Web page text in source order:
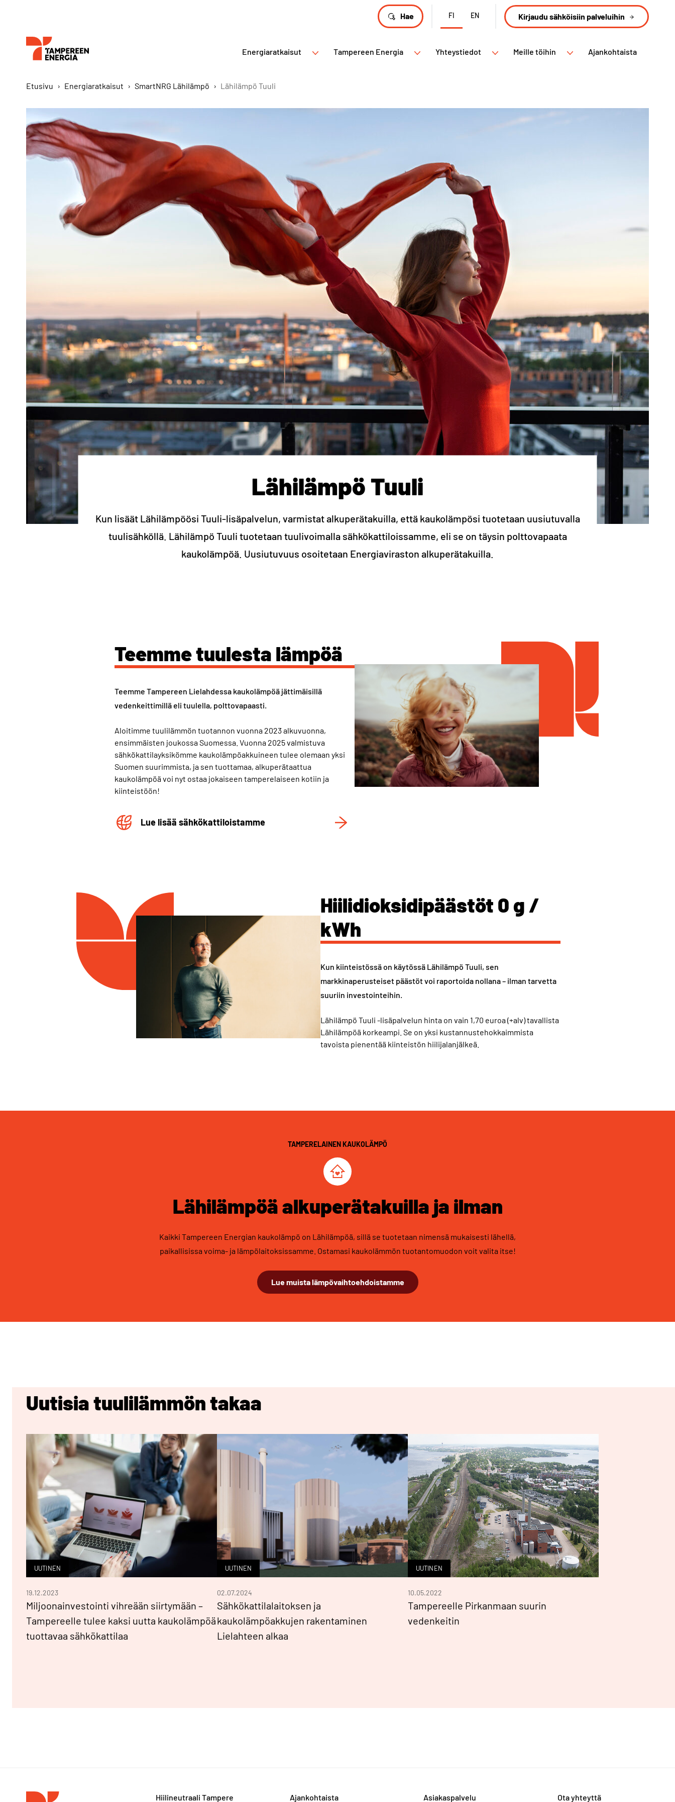
Hae FI EN Kirjaudu sähköisiin palveluihin
Energiaratkaisut Tampereen Energia Yhteystiedot Meille töihin Ajankohtaista
Etusivu › Energiaratkaisut › SmartNRG Lähilämpö › Lähilämpö Tuuli
Lähilämpö Tuuli
Kun lisäät Lähilämpöösi Tuuli-lisäpalvelun, varmistat alkuperätakuilla, että kaukolämpösi tuotetaan uusiutuvalla
tuulisähköllä. Lähilämpö Tuuli tuotetaan tuulivoimalla sähkökattiloissamme, eli se on täysin polttovapaata
kaukolämpöä. Uusiutuvuus osoitetaan Energiaviraston alkuperätakuilla.
Teemme tuulesta lämpöä
Teemme Tampereen Lielahdessa kaukolämpöä jättimäisillä
vedenkeittimillä eli tuulella, polttovapaasti.
Aloitimme tuulilämmön tuotannon vuonna 2023 alkuvuonna,
ensimmäisten joukossa Suomessa. Vuonna 2025 valmistuva
sähkökattilayksikömme kaukolämpöakkuineen tulee olemaan yksi
Suomen suurimmista, ja sen tuottamaa, alkuperätaattua
kaukolämpöä voi nyt ostaa jokaiseen tamperelaiseen kotiin ja
kiinteistöön!
Lue lisää sähkökattiloistamme
Hiilidioksidipäästöt 0 g /
kWh
Kun kiinteistössä on käytössä Lähilämpö Tuuli, sen
markkinaperusteiset päästöt voi raportoida nollana – ilman tarvetta
suuriin investointeihin.
Lähilämpö Tuuli -lisäpalvelun hinta on vain 1,70 euroa (+alv) tavallista
Lähilämpöä korkeampi. Se on yksi kustannustehokkaimmista
tavoista pienentää kiinteistön hiilijalanjälkeä.
TAMPERELAINEN KAUKOLÄMPÖ
Lähilämpöä alkuperätakuilla ja ilman
Kaikki Tampereen Energian kaukolämpö on Lähilämpöä, sillä se tuotetaan nimensä mukaisesti lähellä,
paikallisissa voima- ja lämpölaitoksissamme. Ostamasi kaukolämmön tuotantomuodon voit valita itse!
Lue muista lämpövaihtoehdoistamme
Uutisia tuulilämmön takaa
UUTINEN
Miljoonainvestointi vihreään siirtymään –
Tampereelle tulee kaksi uutta kaukolämpöä
tuottavaa sähkökattilaa
19.12.2023
UUTINEN
Sähkökattilalaitoksen ja
kaukolämpöakkujen rakentaminen
Lielahteen alkaa
02.07.2024
UUTINEN
Tampereelle Pirkanmaan suurin
vedenkeitin
10.05.2022
Hiilineutraali Tampere Ajankohtaista Asiakaspalvelu Ota yhteyttä